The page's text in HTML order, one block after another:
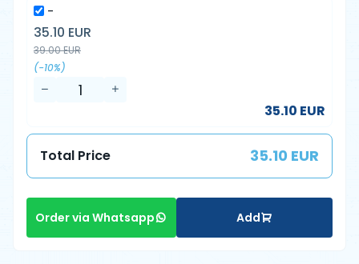
-
35.10 EUR
39.00 EUR
(-10%)
35.10 EUR
Total Price 35.10 EUR
Order via Whatsapp Add